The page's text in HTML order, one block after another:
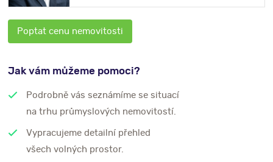
Poptat cenu nemovitosti
Jak vám můžeme pomoci?
Podrobně vás seznámíme se situací
na trhu průmyslových nemovitostí.
Vypracujeme detailní přehled
všech volných prostor.